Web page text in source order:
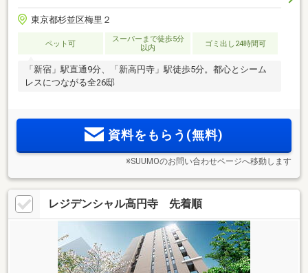
東京都杉並区梅里２
ペット可
スーパーまで徒歩5分
以内
ゴミ出し24時間可
「新宿」駅直通9分、「新高円寺」駅徒歩5分。都心とシーム
レスにつながる全26邸
資料をもらう(無料)
※SUUMOのお問い合わせページへ移動します
レジデンシャル高円寺 先着順